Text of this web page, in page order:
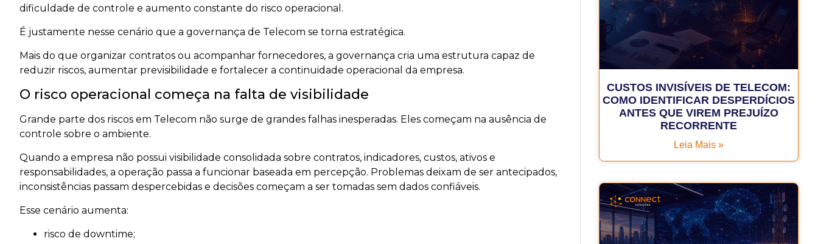
dificuldade de controle e aumento constante do risco operacional.
É justamente nesse cenário que a governança de Telecom se torna estratégica.
Mais do que organizar contratos ou acompanhar fornecedores, a governança cria uma estrutura capaz de
reduzir riscos, aumentar previsibilidade e fortalecer a continuidade operacional da empresa.
O risco operacional começa na falta de visibilidade
Grande parte dos riscos em Telecom não surge de grandes falhas inesperadas. Eles começam na ausência de
controle sobre o ambiente.
Quando a empresa não possui visibilidade consolidada sobre contratos, indicadores, custos, ativos e
responsabilidades, a operação passa a funcionar baseada em percepção. Problemas deixam de ser antecipados,
inconsistências passam despercebidas e decisões começam a ser tomadas sem dados confiáveis.
Esse cenário aumenta:
risco de downtime;
CUSTOS INVISÍVEIS DE TELECOM:
COMO IDENTIFICAR DESPERDÍCIOS
ANTES QUE VIREM PREJUÍZO
RECORRENTE
Leia Mais »